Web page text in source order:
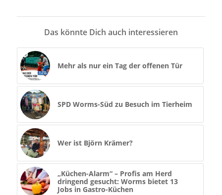
Das könnte Dich auch interessieren
Mehr als nur ein Tag der offenen Tür
SPD Worms-Süd zu Besuch im Tierheim
Wer ist Björn Krämer?
„Küchen-Alarm“ – Profis am Herd
dringend gesucht: Worms bietet 13
Jobs in Gastro-Küchen